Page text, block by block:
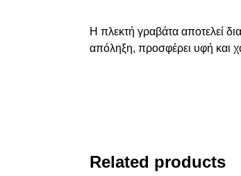
Η πλεκτή γραβάτα αποτελεί
απόληξη, προσφέρει υφή και
Related products